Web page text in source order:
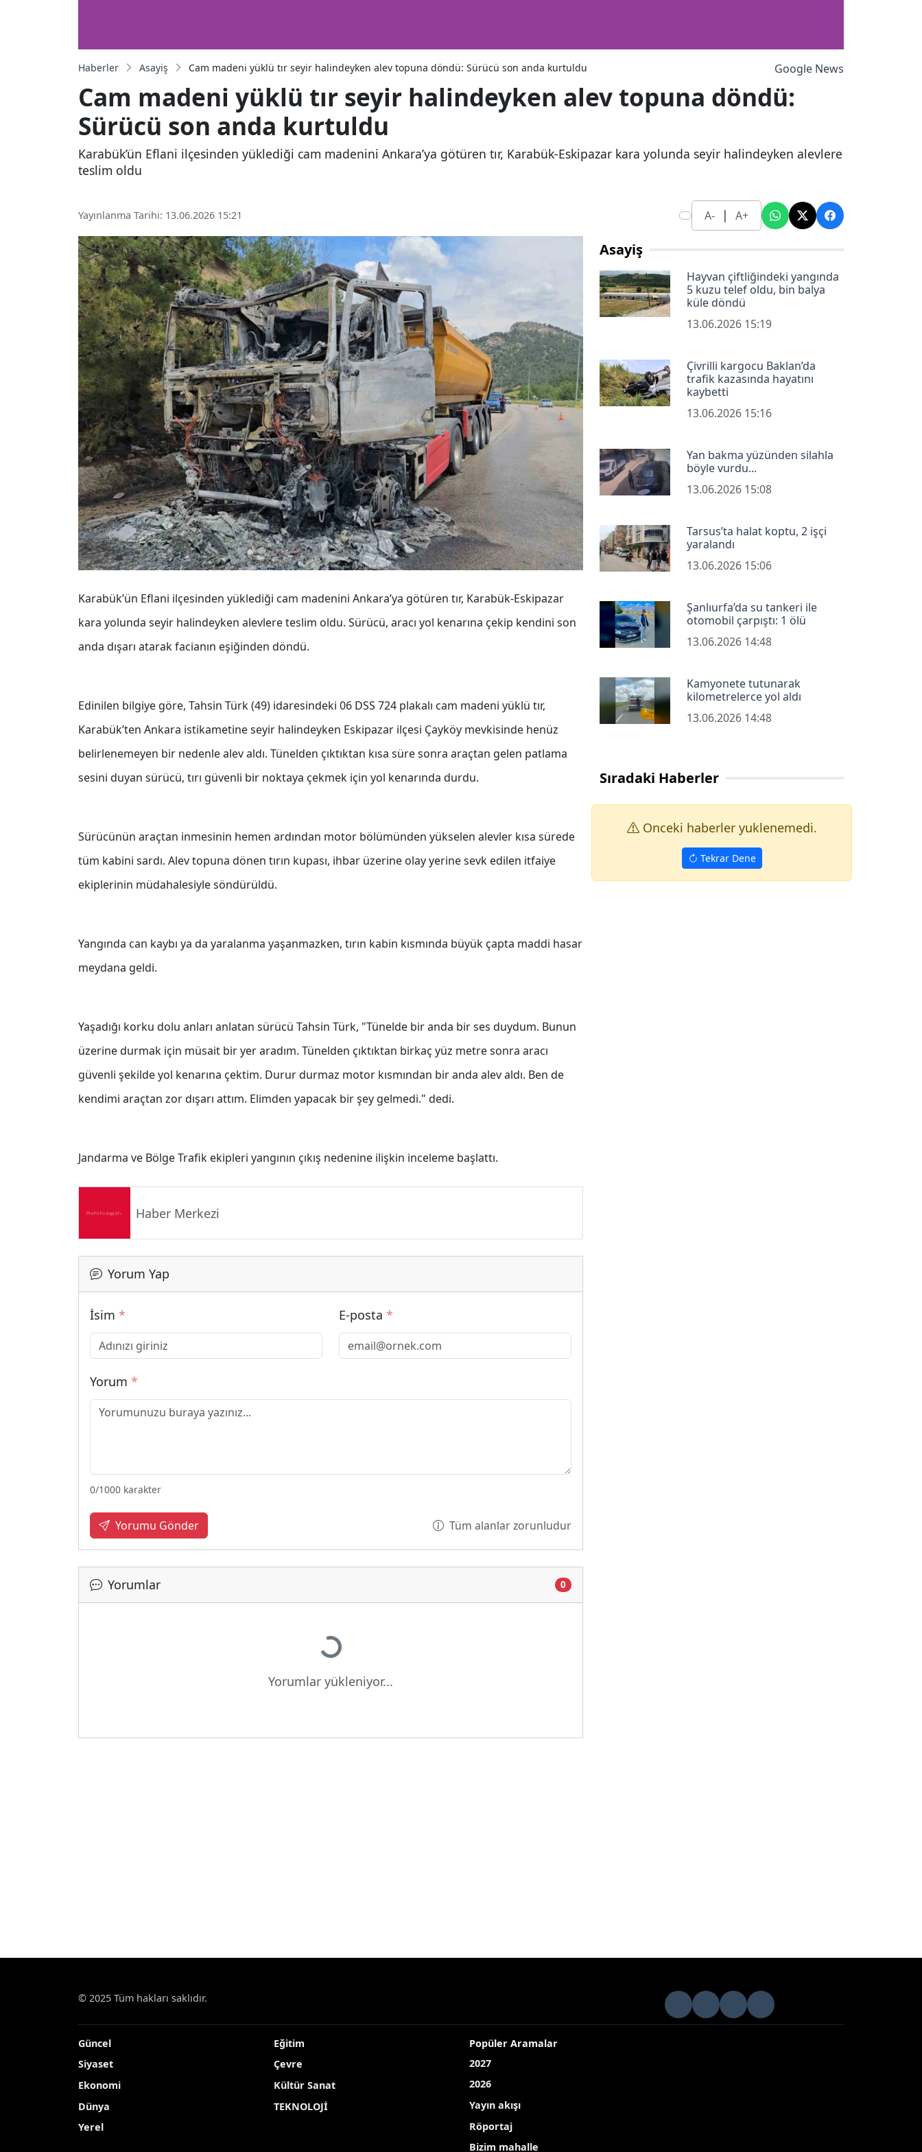
Haberler Asayiş Cam madeni yüklü tır seyir halindeyken alev topuna döndü: Sürücü son anda kurtuldu Google News
Cam madeni yüklü tır seyir halindeyken alev topuna döndü:
Sürücü son anda kurtuldu
Karabük’ün Eflani ilçesinden yüklediği cam madenini Ankara’ya götüren tır, Karabük-Eskipazar kara yolunda seyir halindeyken alevlere
teslim oldu
Yayınlanma Tarihi: 13.06.2026 15:21 A- | A+
Karabük’ün Eflani ilçesinden yüklediği cam madenini Ankara’ya götüren tır, Karabük-Eskipazar
kara yolunda seyir halindeyken alevlere teslim oldu. Sürücü, aracı yol kenarına çekip kendini son
anda dışarı atarak facianın eşiğinden döndü.
Edinilen bilgiye göre, Tahsin Türk (49) idaresindeki 06 DSS 724 plakalı cam madeni yüklü tır,
Karabük’ten Ankara istikametine seyir halindeyken Eskipazar ilçesi Çayköy mevkisinde henüz
belirlenemeyen bir nedenle alev aldı. Tünelden çıktıktan kısa süre sonra araçtan gelen patlama
sesini duyan sürücü, tırı güvenli bir noktaya çekmek için yol kenarında durdu.
Sürücünün araçtan inmesinin hemen ardından motor bölümünden yükselen alevler kısa sürede
tüm kabini sardı. Alev topuna dönen tırın kupası, ihbar üzerine olay yerine sevk edilen itfaiye
ekiplerinin müdahalesiyle söndürüldü.
Yangında can kaybı ya da yaralanma yaşanmazken, tırın kabin kısmında büyük çapta maddi hasar
meydana geldi.
Yaşadığı korku dolu anları anlatan sürücü Tahsin Türk, "Tünelde bir anda bir ses duydum. Bunun
üzerine durmak için müsait bir yer aradım. Tünelden çıktıktan birkaç yüz metre sonra aracı
güvenli şekilde yol kenarına çektim. Durur durmaz motor kısmından bir anda alev aldı. Ben de
kendimi araçtan zor dışarı attım. Elimden yapacak bir şey gelmedi." dedi.
Jandarma ve Bölge Trafik ekipleri yangının çıkış nedenine ilişkin inceleme başlattı.
Haber Merkezi
Yorum Yap
İsim * E-posta *
Yorum *
0/1000 karakter
Yorumu Gönder Tüm alanlar zorunludur
Yorumlar 0
Yükleniyor...
Yorumlar yükleniyor...
Asayiş
Hayvan çiftliğindeki yangında
5 kuzu telef oldu, bin balya
küle döndü
13.06.2026 15:19
Çivrilli kargocu Baklan’da
trafik kazasında hayatını
kaybetti
13.06.2026 15:16
Yan bakma yüzünden silahla
böyle vurdu...
13.06.2026 15:08
Tarsus’ta halat koptu, 2 işçi
yaralandı
13.06.2026 15:06
Şanlıurfa’da su tankeri ile
otomobil çarpıştı: 1 ölü
13.06.2026 14:48
Kamyonete tutunarak
kilometrelerce yol aldı
13.06.2026 14:48
Sıradaki Haberler
Onceki haberler yuklenemedi.
Tekrar Dene
© 2025 Tüm hakları saklıdır.
Güncel
Siyaset
Ekonomi
Dünya
Yerel
Eğitim
Çevre
Kültür Sanat
TEKNOLOJİ
Popüler Aramalar
2027
2026
Yayın akışı
Röportaj
Bizim mahalle